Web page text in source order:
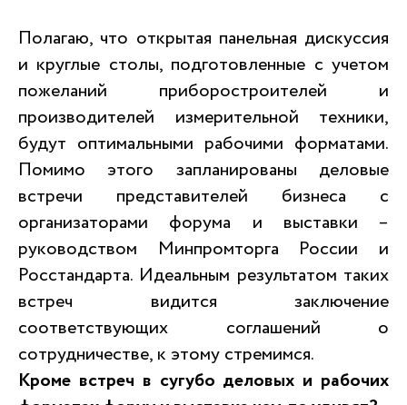
Полагаю, что открытая панельная дискуссия
и круглые столы, подготовленные с учетом
пожеланий приборостроителей и
производителей измерительной техники,
будут оптимальными рабочими форматами.
Помимо этого запланированы деловые
встречи представителей бизнеса с
организаторами форума и выставки –
руководством Минпромторга России и
Росстандарта. Идеальным результатом таких
встреч видится заключение
соответствующих соглашений о
сотрудничестве, к этому стремимся.
Кроме встреч в сугубо деловых и рабочих